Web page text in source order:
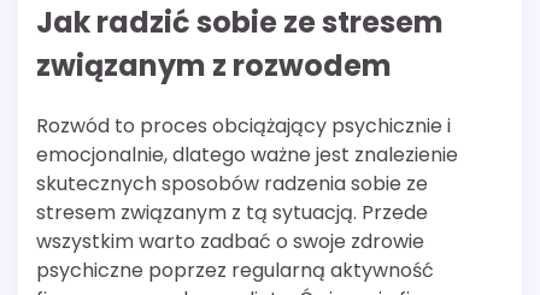
Jak radzić sobie ze stresem
związanym z rozwodem
Rozwód to proces obciążający psychicznie i
emocjonalnie, dlatego ważne jest znalezienie
skutecznych sposobów radzenia sobie ze
stresem związanym z tą sytuacją. Przede
wszystkim warto zadbać o swoje zdrowie
psychiczne poprzez regularną aktywność